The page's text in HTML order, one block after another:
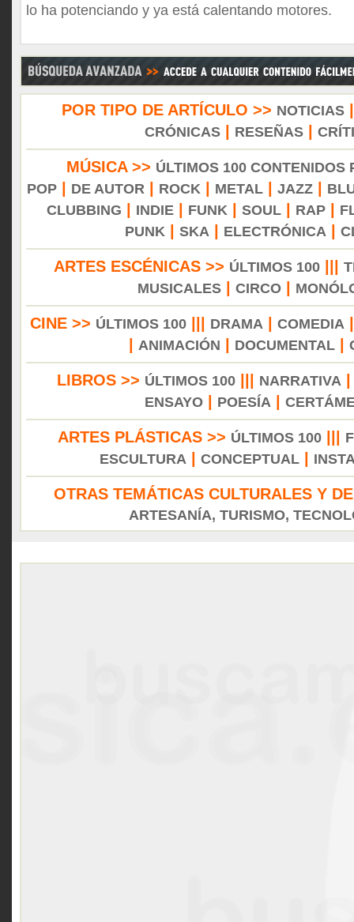
lo ha potenciando y ya está calentando motores.
POR TIPO DE ARTÍCULO >> NOTICIAS
CRÓNICAS| RESEÑAS|
MÚSICA >> ÚLTIMOS 100 CONTENIDOS
POP| DE AUTOR ROCK METAL| JAZZ|
CLUBBING
INDIE| FUNK SOUL| RAP|
PUNK
SKA ELECTRÓNICA
ARTES ESCÉNICAS >> ÚLTIMOS 100
MUSICALES
CIRCO
CINE >> ÚLTIMOS 100||| DRAMA COMEDIA
ANIMACIÓN DOCUMENTAL|
LIBROS >> ÚLTIMOS 100 NARRATIVA
ENSAYO| POESÍA
ARTES PLÁSTICAS >> ÚLTIMOS 100|||
ESCULTURA
CONCEPTUAL
OTRAS TEMÁTICAS CULTURALES Y
ARTESANÍA, TURISMO,